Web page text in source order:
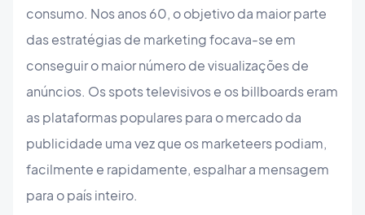
consumo. Nos anos 60, o objetivo da maior parte
das estratégias de marketing focava-se em
conseguir o maior número de visualizações de
anúncios. Os spots televisivos e os billboards eram
as plataformas populares para o mercado da
publicidade uma vez que os marketeers podiam,
facilmente e rapidamente, espalhar a mensagem
para o país inteiro.